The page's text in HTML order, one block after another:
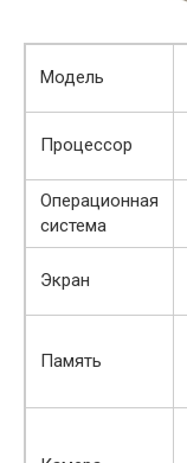
Модель
Процессор
Операционная
система
Экран
Память